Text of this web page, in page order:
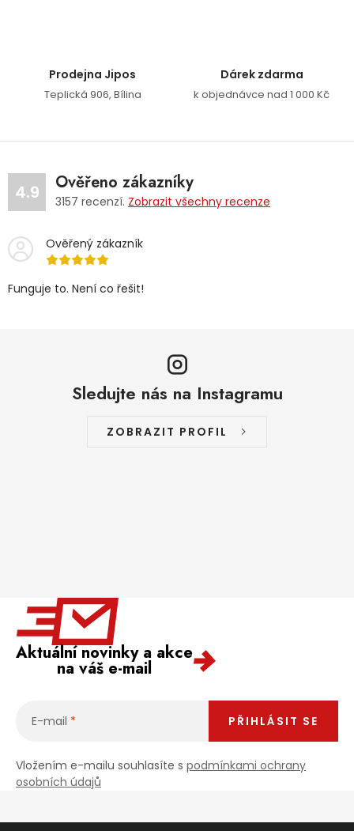
Prodejna Jipos
Teplická 906, Bílina
Dárek zdarma
k objednávce nad 1 000 Kč
4.9 Ověřeno zákazníky
3157 recenzí. Zobrazit všechny recenze
Ověřený zákazník
Funguje to. Není co řešit!
Sledujte nás na Instagramu
ZOBRAZIT PROFIL
Aktuální novinky a akce
na váš e-mail
E-mail
Vložením e-mailu souhlasíte s podmínkami ochrany
osobních údajů
PŘIHLÁSIT SE